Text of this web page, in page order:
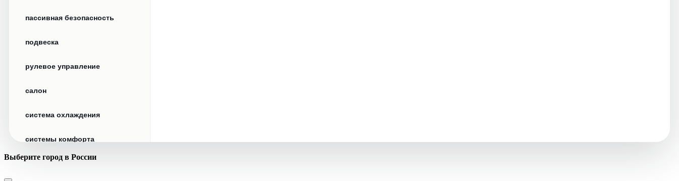
пассивная безопасность
подвеска
рулевое управление
салон
система охлаждения
системы комфорта
стекла
Выберите город в России